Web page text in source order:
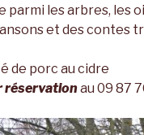
les arbres, les
et des contes
de porc au cidre
réservationau 09 87